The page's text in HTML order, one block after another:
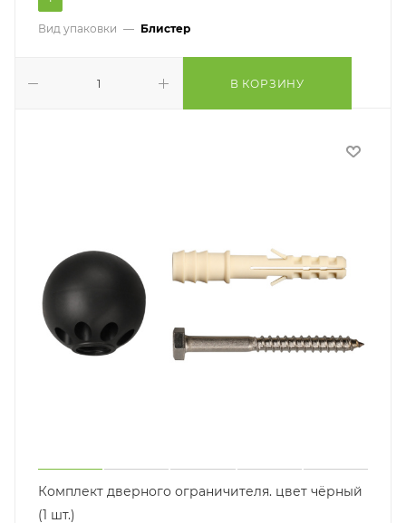
Вид упаковки — Блистер
В КОРЗИНУ
Комплект дверного ограничителя. цвет чёрный
(1 шт.)